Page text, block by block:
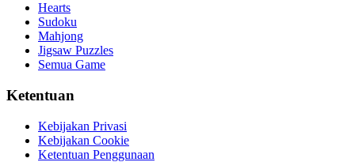
Hearts
Sudoku
Mahjong
Jigsaw Puzzles
Semua Game
Ketentuan
Kebijakan Privasi
Kebijakan Cookie
Ketentuan Penggunaan